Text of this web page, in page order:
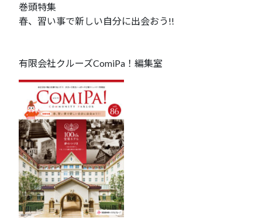
巻頭特集
春、習い事で新しい自分に出会おう!!
有限会社クルーズComiPa！編集室